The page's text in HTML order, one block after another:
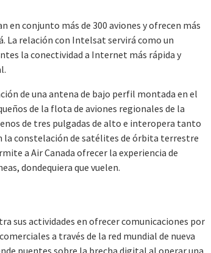
en conjunto más de 300 aviones y ofrecen más
La relación con Intelsat servirá como un
la conectividad a Internet más rápida y
de una antena de bajo perfil montada en el
de la flota de aviones regionales de la
de tres pulgadas de alto e interopera tanto
constelación de satélites de órbita terrestre
a Air Canada ofrecer la experiencia de
dondequiera que vuelen.
sus actividades en ofrecer comunicaciones por
a través de la red mundial de nueva